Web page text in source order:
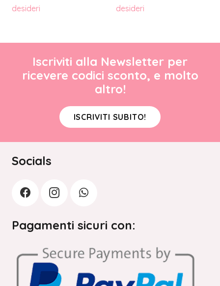
desideri
desideri
Iscriviti alla Newsletter per
ricevere codici sconto, e molto
altro!
ISCRIVITI SUBITO!
Socials
Pagamenti sicuri con: